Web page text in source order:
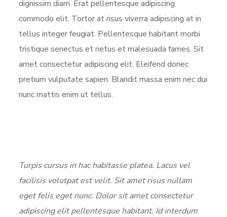
dignissim diam. Erat pellentesque adipiscing
commodo elit. Tortor at risus viverra adipiscing at in
tellus integer feugiat. Pellentesque habitant morbi
tristique senectus et netus et malesuada fames. Sit
amet consectetur adipiscing elit. Eleifend donec
pretium vulputate sapien. Blandit massa enim nec dui
nunc mattis enim ut tellus.
Turpis cursus in hac habitasse platea. Lacus vel
facilisis volutpat est velit. Sit amet risus nullam
eget felis eget nunc. Dolor sit amet consectetur
adipiscing elit pellentesque habitant. Id interdum